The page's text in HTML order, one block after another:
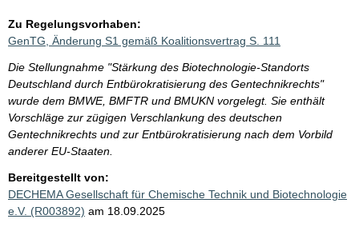
Zu Regelungsvorhaben:
GenTG, Änderung S1 gemäß Koalitionsvertrag S. 111
Die Stellungnahme "Stärkung des Biotechnologie-Standorts
Deutschland durch Entbürokratisierung des Gentechnikrechts"
wurde dem BMWE, BMFTR und BMUKN vorgelegt. Sie enthält
Vorschläge zur zügigen Verschlankung des deutschen
Gentechnikrechts und zur Entbürokratisierung nach dem Vorbild
anderer EU-Staaten.
Bereitgestellt von:
DECHEMA Gesellschaft für Chemische Technik und Biotechnologie
e.V. (R003892) am 18.09.2025